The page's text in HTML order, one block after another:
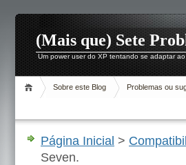
(Mais que) Sete
Um power user do XP tentando se adaptar
Sobre este Blog Problemas ou
Página Inicial >
Seven.